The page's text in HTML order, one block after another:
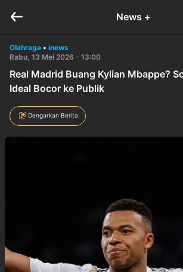
News +
Olahraga • inews
Rabu, 13 Mei 2026 - 13:00
Real Madrid Buang Kylian Mbappe?
Ideal Bocor ke Publik
Dengarkan Berita